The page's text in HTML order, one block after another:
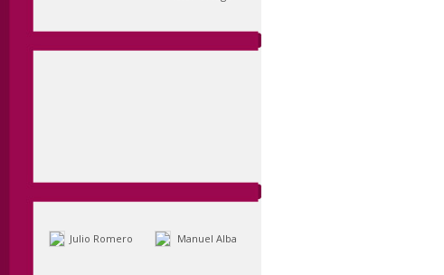
Julio Romero Manuel Alba